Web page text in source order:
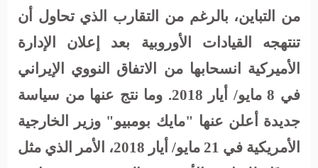
من التباين، بالرغم من التقارب الذي تحاول أن
تنتهجه القيادات الأوروبية بعد إعلان الإدارة
الأميركية انسحابها من الاتفاق النووي الإيراني
في 8 مايو/ أيار 2018. وما نتج عنها من سياسة
جديدة أعلن عنها "مايك بومبيو" وزير الخارجية
الأمريكية في 21 مايو/ أيار 2018، الأمر الذي مثل